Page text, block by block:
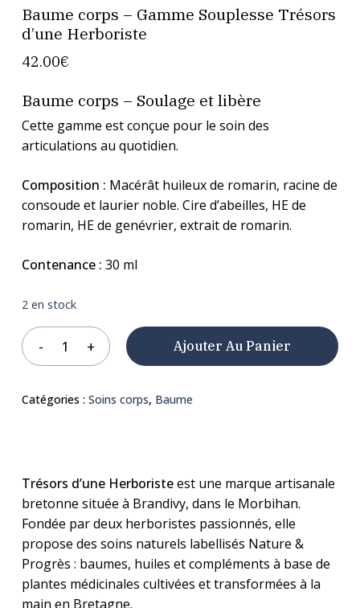
Baume corps – Gamme Souplesse Trésors
d’une Herboriste
42.00€
Baume corps – Soulage et libère
Cette gamme est conçue pour le soin des
articulations au quotidien.
Composition : Macérât huileux de romarin, racine de
consoude et laurier noble. Cire d’abeilles, HE de
romarin, HE de genévrier, extrait de romarin.
Contenance : 30 ml
2 en stock
Ajouter Au Panier
Catégories : Soins corps, Baume
Trésors d’une Herboristeest une marque artisanale
bretonne située à Brandivy, dans le Morbihan.
Fondée par deux herboristes passionnés, elle
propose des soins naturels labellisés Nature &
Progrès : baumes, huiles et compléments à base de
plantes médicinales cultivées et transformées à la
main en Bretagne.